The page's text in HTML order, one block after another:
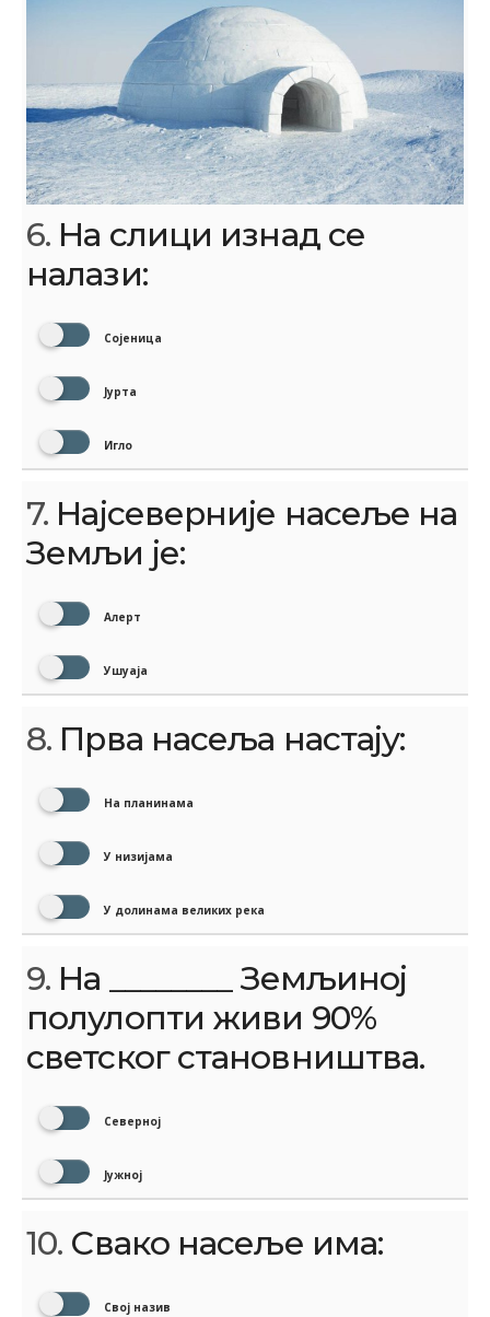
6. На слици изнад се
налази:
Сојеница
Јурта
Игло
7. Најсеверније насеље на
Земљи је:
Алерт
Ушуаја
8. Прва насеља настају:
На планинама
У низијама
У долинама великих река
9. На ________ Земљиној
полулопти живи 90%
светског становништва.
Северној
Јужној
10. Свако насеље има:
Свој назив